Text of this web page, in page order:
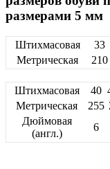
размерами 5 мм
Штихмасовая 33
Метрическая
210
Штихмасовая 40
Метрическая
255
Дюймовая
(англ.)
6